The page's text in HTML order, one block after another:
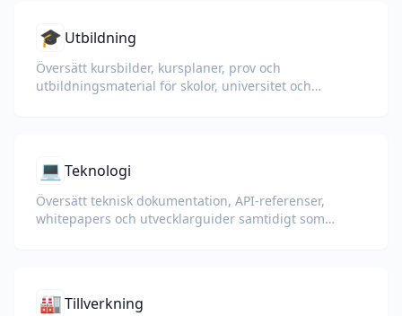
🎓 Utbildning
Översätt kursbilder, kursplaner, prov och
utbildningsmaterial för skolor, universitet och
💻 Teknologi
Översätt teknisk dokumentation, API-referenser,
whitepapers och utvecklarguider samtidigt som
🏭Tillverkning